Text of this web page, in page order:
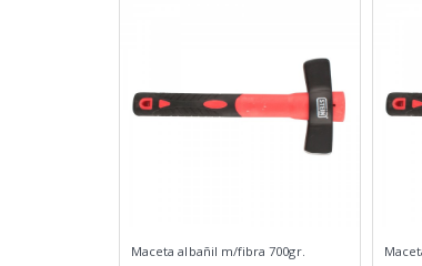
Maceta albañil m/fibra 700gr.